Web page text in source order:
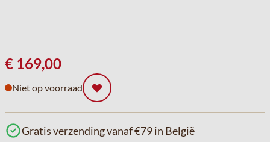
€ 169,00
Niet op voorraad
Gratis verzending vanaf €79 in België